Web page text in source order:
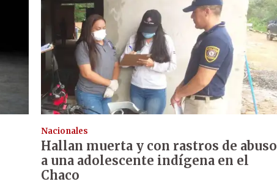
Nacionales
Hallan muerta y con rastros de abuso
a una adolescente indígena en el
Chaco